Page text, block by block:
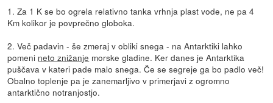
1. Za 1 K se bo ogrela relativno tanka vrhnja plast vode, ne pa 4
Km kolikor je povprečno globoka.
2. Več padavin - še zmeraj v obliki snega - na Antarktiki lahko
pomeni neto znižanje morske gladine. Ker danes je Antarktika
puščava v kateri pade malo snega. Če se segreje ga bo padlo več!
Obalno toplenje pa je zanemarljivo v primerjavi z ogromno
antarktično notranjostjo.